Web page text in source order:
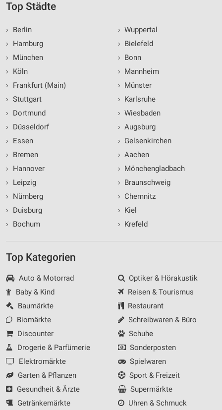
Top Städte
›
Berlin
›
Hamburg
›
München
›
Köln
›
Frankfurt (Main)
› Stuttgart
›
Dortmund
›
Düsseldorf
›
Essen
›
Bremen
›
Hannover
›
Leipzig
›
Nürnberg
›
Duisburg
›
Bochum
› Wuppertal
› Bielefeld
› Bonn
› Mannheim
› Münster
› Karlsruhe
› Wiesbaden
› Augsburg
› Gelsenkirchen
› Aachen
› Mönchengladbach
› Braunschweig
› Chemnitz
› Kiel
› Krefeld
Top Kategorien
Auto & Motorrad
Baby & Kind
Baumärkte
Biomärkte
Discounter
Drogerie & Parfümerie
Elektromärkte
Garten & Pflanzen
Gesundheit & Ärzte
Getränkemärkte
Optiker & Hörakustik
Reisen & Tourismus
Restaurant
Schreibwaren & Büro
Schuhe
Sonderposten
Spielwaren
Sport & Freizeit
Supermärkte
Uhren & Schmuck